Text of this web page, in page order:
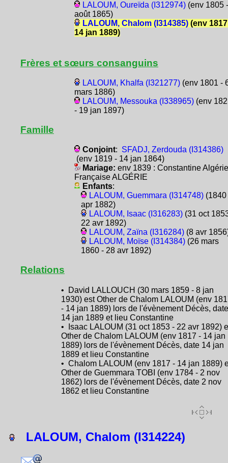
LALOUM, Oureïda (I312974)(env 1805
août 1865)
LALOUM, Chalom (I314385)(env
14 jan 1889)
Frères et sœurs consanguins
LALOUM, Khalfa (I321277)(env 1801 -
mars 1886)
LALOUM, Messouka (I338965)(env
- 19 jan 1897)
Famille
Conjoint: SFADJ, Zerdouda (I314386)
(env 1819 - 14 jan 1864)
Mariage: env 1839 : Constantine Algérie
Française ALGÉRIE
Enfants:
LALOUM, Guemmara (I314748)(1840
apr 1882)
LALOUM, Isaac (I316283)(31 oct
22 avr 1892)
LALOUM, Zaïna (I316284)(8 avr
LALOUM, Moïse (I314384)(26 mars
1860 - 28 avr 1892)
Relations
• David LALLOUCH (30 mars 1859 - 8 jan
1930) est Other de Chalom LALOUM (env
- 14 jan 1889) lors de l'évènement Décès, date
14 jan 1889 et lieu Constantine
• Isaac LALOUM (31 oct 1853 - 22 avr 1892)
Other de Chalom LALOUM (env 1817 - 14 jan
1889) lors de l'évènement Décès, date 14 jan
1889 et lieu Constantine
• Chalom LALOUM (env 1817 - 14 jan 1889)
Other de Guemmara TOBI (env 1784 - 2 nov
1862) lors de l'évènement Décès, date 2 nov
1862 et lieu Constantine
LALOUM, Chalom (I314224)